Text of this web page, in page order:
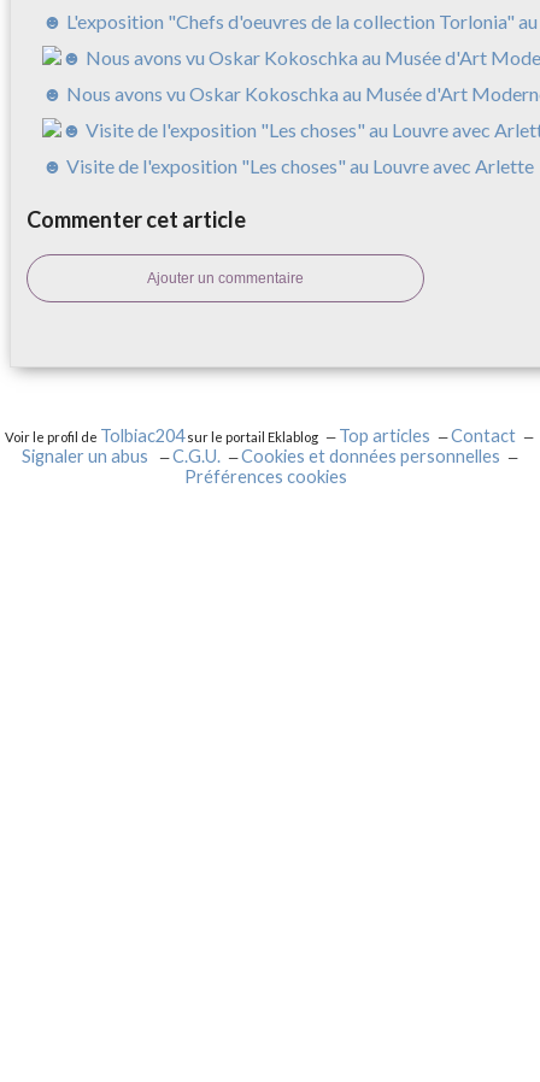
☻ L'exposition "Chefs d'oeuvres de la collection Torlonia"
☻ Nous avons vu Oskar Kokoschka au Musée d'Art
☻ Visite de l'exposition "Les choses" au Louvre avec Arlette
Commenter cet article
Ajouter un commentaire
Voir le profil de Tolbiac204sur le portail Eklablog Top articles
Contact
Signaler un abus
C.G.U.
Cookies et données personnelles
Préférences cookies